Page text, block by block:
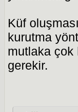
Küf
kurutma
mutlaka çok
gerekir.